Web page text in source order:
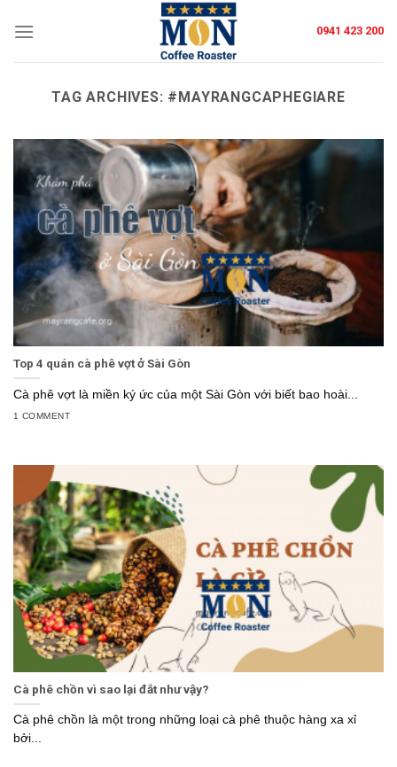
0941 423 200
TAG ARCHIVES: #MAYRANGCAPHEGIARE
Top 4 quán cà phê vợt ở Sài Gòn
Cà phê vợt là miền ký ức của một Sài Gòn với biết bao hoài...
1 COMMENT
Cà phê chồn vì sao lại đắt như vậy?
Cà phê chồn là một trong những loại cà phê thuộc hàng xa xỉ
bởi...